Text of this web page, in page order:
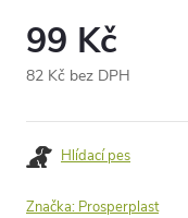
99 Kč
82 Kč bez DPH
cena:
Hlídací pes
Značka: Prosperplast